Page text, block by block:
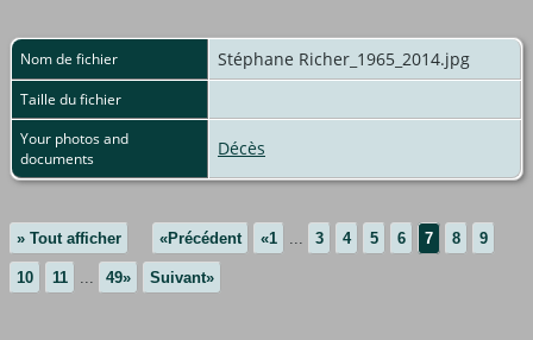
Nom de fichier Stéphane Richer_1965_2014.jpg
Taille du fichier
Your photos and
documents
Décès
» Tout afficher «Précédent «1 ... 3 4 5 6 7 8 9
10 11 ... 49» Suivant»